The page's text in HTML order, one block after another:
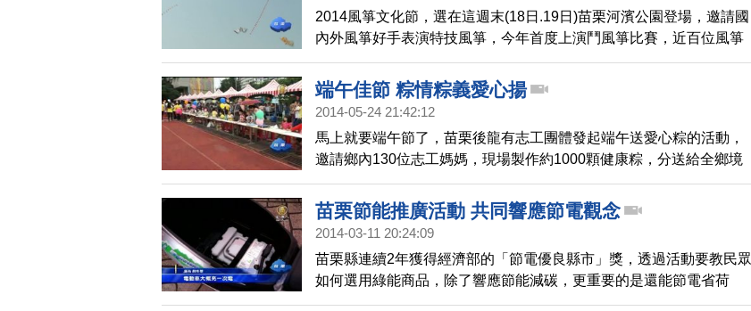
2014風箏文化節，選在這週末(18日.19日)苗栗河濱公園登場，邀請國
內外風箏好手表演特技風箏，今年首度上演鬥風箏比賽，近百位風箏
好手同場競技，活動精彩可期。
端午佳節 粽情粽義愛心揚
2014-05-24 21:42:12
馬上就要端午節了，苗栗後龍有志工團體發起端午送愛心粽的活動，
邀請鄉內130位志工媽媽，現場製作約1000顆健康粽，分送給全鄉境
內的弱勢家庭，讓他們也能感受到端午節歡樂、溫馨的氣氛。
苗栗節能推廣活動 共同響應節電觀念
2014-03-11 20:24:09
苗栗縣連續2年獲得經濟部的「節電優良縣市」獎，透過活動要教民眾
如何選用綠能商品，除了響應節能減碳，更重要的是還能節電省荷
包。